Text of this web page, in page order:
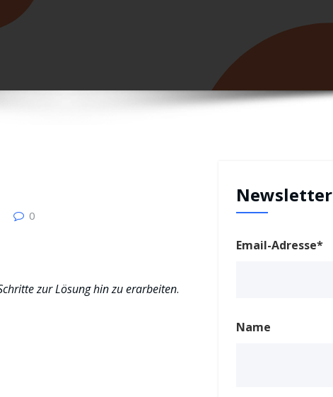
0
zur Lösung hin zu erarbeiten.
Newsletter
Email-Adresse*
Name